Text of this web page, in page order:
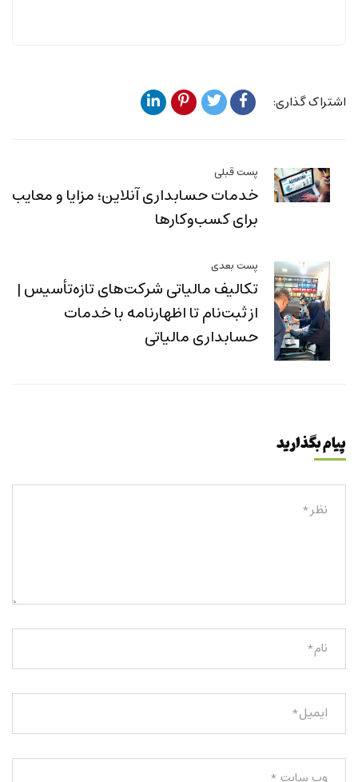
اشتراک گذاری:
پست قبلی
خدمات حسابداری آنلاین؛ مزایا و معایب
برای کسب‌وکارها
پست بعدی
تکالیف مالیاتی شرکت‌های تازه‌تأسیس |
از ثبت‌نام تا اظهارنامه با خدمات
حسابداری مالیاتی
پیام بگذارید